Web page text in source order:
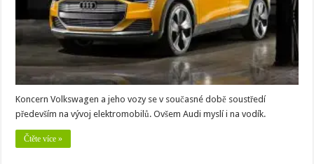
Koncern Volkswagen a jeho vozy se v současné době soustředí
především na vývoj elektromobilů. Ovšem Audi myslí i na vodík.
Čtěte více »